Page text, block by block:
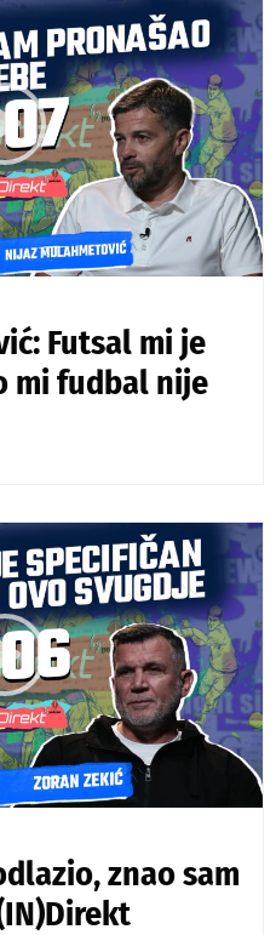
Futsal mi je
mi fudbal nije
znao sam